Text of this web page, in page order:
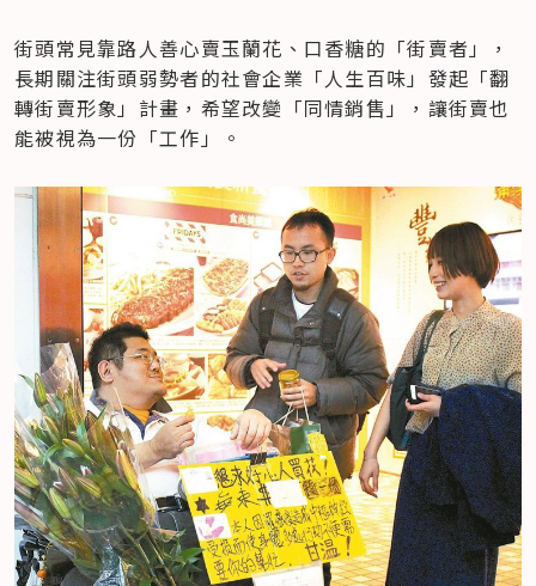
街頭常見靠路人善心賣玉蘭花、口香糖的「街賣者」，
長期關注街頭弱勢者的社會企業「人生百味」發起「翻
轉街賣形象」計畫，希望改變「同情銷售」，讓街賣也
能被視為一份「工作」。